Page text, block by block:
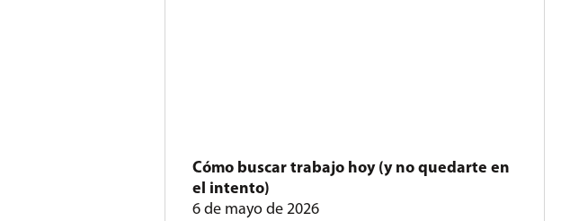
Cómo buscar trabajo hoy (y no quedarte en
el intento)
6 de mayo de 2026